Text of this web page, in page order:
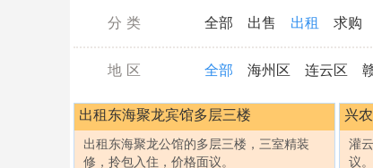
分类 全部 出售 出租 求购
地区 全部 海州区 连云区
出租东海聚龙宾馆多层三楼
出租东海聚龙公馆的多层三楼，三室精装
修，拎包入住，价格面议。
兴
灌
议。